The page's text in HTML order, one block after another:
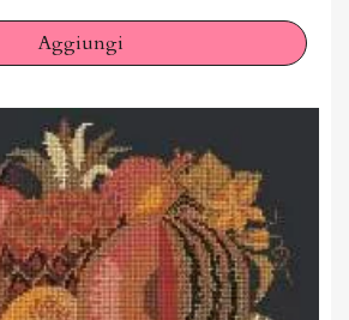
Aggiungi